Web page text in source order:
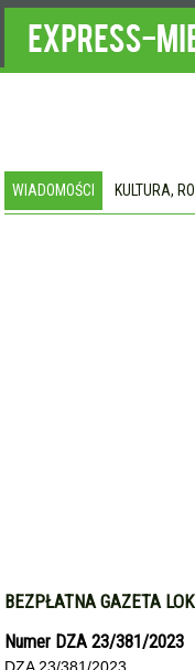
WIADOMOŚCI KULTURA,
BEZPŁATNA GAZETA
Numer DZA 23/381/2023